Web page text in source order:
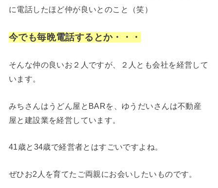
に電話したほど仲が良いとのこと（笑）
今でも毎晩電話するとか・・・
そんな仲の良いお２人ですが、２人とも会社を経営して
います。
みちさんはうどん屋とBARを、ゆうだいさんは不動産
屋と建設業を経営しています。
41歳と34歳で経営者とはすごいですよね。
ぜひお2人を育てたご両親にお会いしたいものです。